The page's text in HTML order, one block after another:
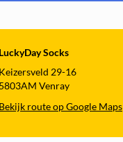
LuckyDay Socks
Keizersveld 29-16
5803AM Venray
Bekijk route op Google Maps